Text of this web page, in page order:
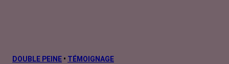
L’après cancer
DOUBLE PEINE • TÉMOIGNAGE